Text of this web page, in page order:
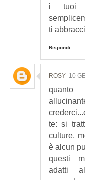
i tuoi
ti
Rispondi
ROSY 10
te: si
culture,
è alcun
questi
adatti